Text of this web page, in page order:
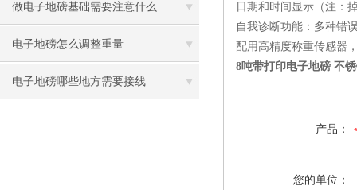
做电子地磅基础需要注意什么
电子地磅怎么调整重量
电子地磅哪些地方需要接线
日期和时间显示（注：
自我诊断功能：多种错
配用高精度称重传感器
8吨带打印电子地磅 不
产品：
您的单位：